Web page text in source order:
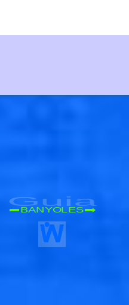
Guia
BANYOLES